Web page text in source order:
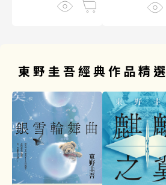
東野圭吾經典作品精選